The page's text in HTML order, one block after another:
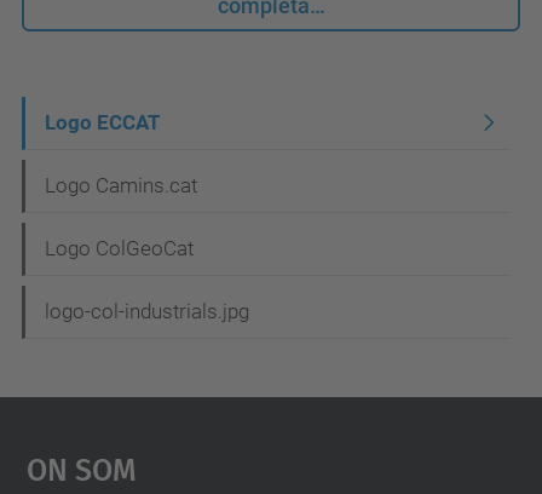
a
v
g
a
ó
Logo ECCAT
Logo Camins.cat
Logo ColGeoCat
logo-col-industrials.jpg
On Som